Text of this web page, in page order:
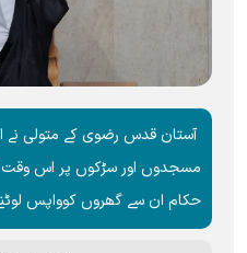
آستان قدس رضوی کے متولی نے
مسجدوں اور سڑکوں پر اس
حکام ان سے گھروں کوواپس